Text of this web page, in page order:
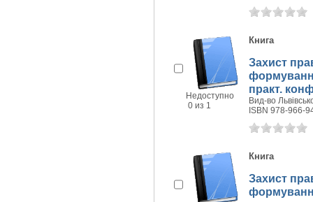
Недоступно
0 из 1
Книга
Захист
практ.
Вид-во
ISBN 978-966-
Книга
Захист